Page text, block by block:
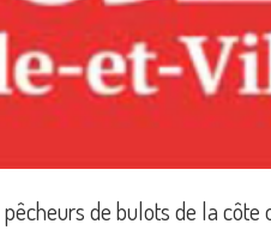
de bulots de la côte